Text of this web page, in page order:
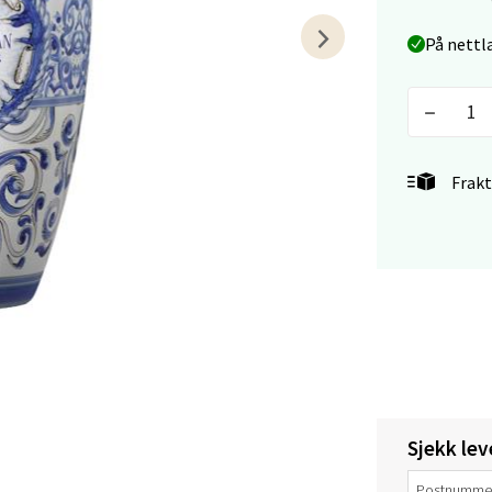
På
Sjekk
- Thon Senter Lagunen
1, 5239 Bergen
10-21
- Markens
markensgate 25B, 4611 Kristiansand